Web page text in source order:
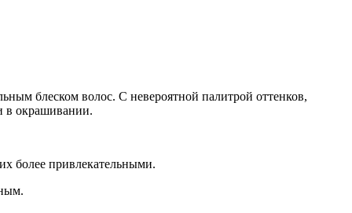
блеском волос. С невероятной палитрой оттенков,
в окрашивании.
более привлекательными.